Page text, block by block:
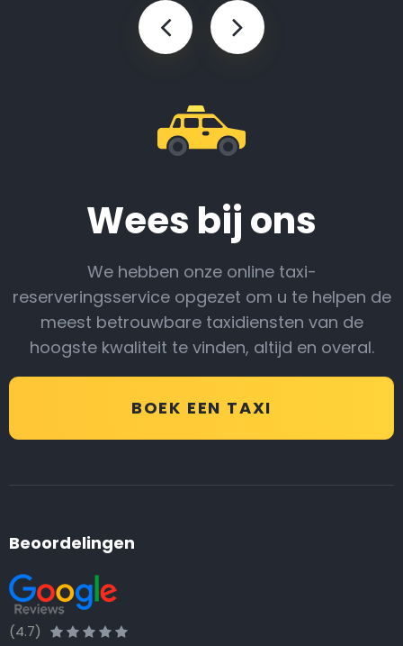
Wees bij ons
We hebben onze online taxi-
reserveringsservice opgezet om u te helpen de
meest betrouwbare taxidiensten van de
hoogste kwaliteit te vinden, altijd en overal.
BOEK EEN TAXI
Beoordelingen
(4.7)